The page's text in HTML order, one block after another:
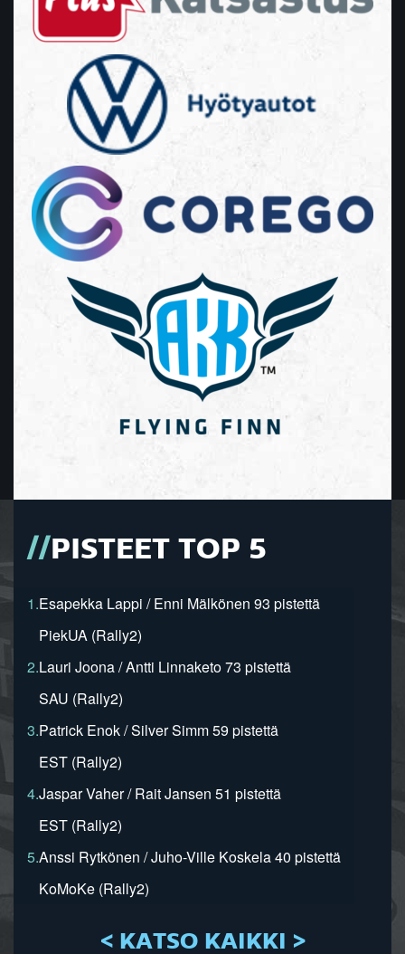
PISTEET TOP 5
1.Esapekka Lappi / Enni Mälkönen 93 pistettä
PiekUA (Rally2)
2.Lauri Joona / Antti Linnaketo 73 pistettä
SAU (Rally2)
3.Patrick Enok / Silver Simm 59 pistettä
EST (Rally2)
4.Jaspar Vaher / Rait Jansen 51 pistettä
EST (Rally2)
5.Anssi Rytkönen / Juho-Ville Koskela 40 pistettä
KoMoKe (Rally2)
< KATSO KAIKKI >